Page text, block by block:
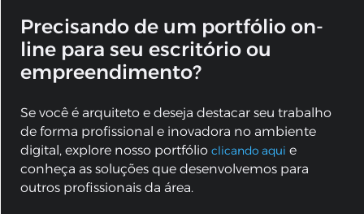
Precisando de um portfólio on-
line para seu escritório ou
empreendimento?
Se você é arquiteto e deseja destacar seu trabalho
de forma profissional e inovadora no ambiente
digital, explore nosso portfólio clicando aqui e
conheça as soluções que desenvolvemos para
outros profissionais da área.